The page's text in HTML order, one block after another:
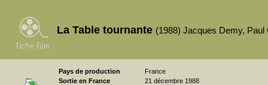
La Table tournante (1988) Jacques Demy, Paul
Pays de production
France
Sortie en France
21 décembre 1988